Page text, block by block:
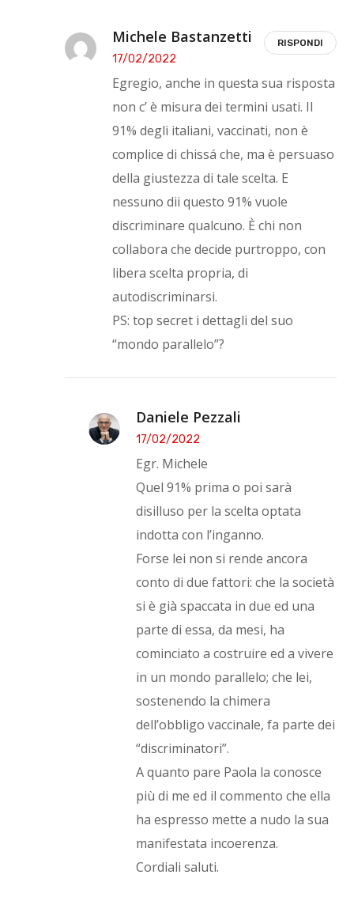
Michele Bastanzetti
17/02/2022
Egregio, anche in questa sua risposta
non c’ è misura dei termini usati. Il
91% degli italiani, vaccinati, non è
complice di chissá che, ma è persuaso
della giustezza di tale scelta. E
nessuno dii questo 91% vuole
discriminare qualcuno. È chi non
collabora che decide purtroppo, con
libera scelta propria, di
autodiscriminarsi.
PS: top secret i dettagli del suo
“mondo parallelo”?
RISPONDI
Daniele Pezzali
17/02/2022
Egr. Michele
Quel 91% prima o poi sarà
disilluso per la scelta optata
indotta con l’inganno.
Forse lei non si rende ancora
conto di due fattori: che la società
si è già spaccata in due ed una
parte di essa, da mesi, ha
cominciato a costruire ed a vivere
in un mondo parallelo; che lei,
sostenendo la chimera
dell’obbligo vaccinale, fa parte dei
“discriminatori”.
A quanto pare Paola la conosce
più di me ed il commento che ella
ha espresso mette a nudo la sua
manifestata incoerenza.
Cordiali saluti.